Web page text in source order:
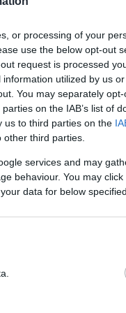
or processing of your
use the below opt-out
request is processed
utilized by us
You may separately
on the IAB’s list of
us to third parties on the
third parties.
services and may
behaviour. You may
data for below
πτωτική τροχιά.
όσο και το
κάτω από τα 2
αρχίσει να